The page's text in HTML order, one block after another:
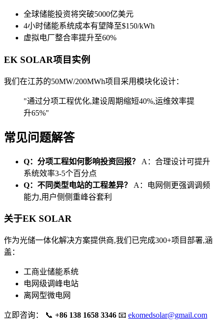
全球储能投资将突破5000亿美元
4小时储能系统成本有望降至$150/kWh
虚拟电厂整合率提升至60%
EK SOLAR项目实例
我们在江苏的50MW/200MWh项目采用模块化设计：
"通过分项工程优化,建设周期缩短40%,运维效率提
升65%"
常见问题解答
Q：分项工程如何影响投资回报？
A：合理设计可提升
系统效率3-5个百分点
Q：不同类型电站的工程差异？
A：电网侧更强调调频
能力,用户侧侧重峰谷套利
关于EK SOLAR
作为光储一体化解决方案提供商,我们已完成300+项目部署,涵
盖：
工商业储能系统
电网级调峰电站
离网型微电网
立即咨询： 📞 +86 138 1658 3346 📧 ekomedsolar@gmail.com